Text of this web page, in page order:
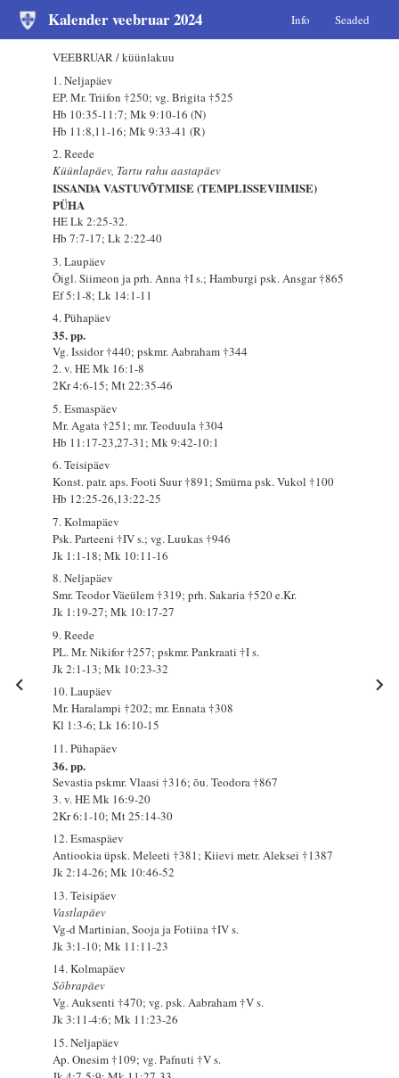
Kalender veebruar 2024 Info Seaded
VEEBRUAR / küünlakuu
1. Neljapäev
EP. Mr. Triifon †250; vg. Brigita †525
Hb 10:35-11:7; Mk 9:10-16 (N)
Hb 11:8,11-16; Mk 9:33-41 (R)
2. Reede
Küünlapäev, Tartu rahu aastapäev
ISSANDA VASTUVÕTMISE (TEMPLISSEVIIMISE)
PÜHA
HE Lk 2:25-32.
Hb 7:7-17; Lk 2:22-40
3. Laupäev
Õigl. Siimeon ja prh. Anna †I s.; Hamburgi psk. Ansgar †865
Ef 5:1-8; Lk 14:1-11
4. Pühapäev
35. pp.
Vg. Issidor †440; pskmr. Aabraham †344
2. v. HE Mk 16:1-8
2Kr 4:6-15; Mt 22:35-46
5. Esmaspäev
Mr. Agata †251; mr. Teoduula †304
Hb 11:17-23,27-31; Mk 9:42-10:1
6. Teisipäev
Konst. patr. aps. Footi Suur †891; Smürna psk. Vukol †100
Hb 12:25-26,13:22-25
7. Kolmapäev
Psk. Parteeni †IV s.; vg. Luukas †946
Jk 1:1-18; Mk 10:11-16
8. Neljapäev
Smr. Teodor Väeülem †319; prh. Sakaria †520 e.Kr.
Jk 1:19-27; Mk 10:17-27
9. Reede
PL. Mr. Nikifor †257; pskmr. Pankraati †I s.
Jk 2:1-13; Mk 10:23-32
10. Laupäev
Mr. Haralampi †202; mr. Ennata †308
Kl 1:3-6; Lk 16:10-15
11. Pühapäev
36. pp.
Sevastia pskmr. Vlaasi †316; õu. Teodora †867
3. v. HE Mk 16:9-20
2Kr 6:1-10; Mt 25:14-30
12. Esmaspäev
Antiookia üpsk. Meleeti †381; Kiievi metr. Aleksei †1387
Jk 2:14-26; Mk 10:46-52
13. Teisipäev
Vastlapäev
Vg-d Martinian, Sooja ja Fotiina †IV s.
Jk 3:1-10; Mk 11:11-23
14. Kolmapäev
Sõbrapäev
Vg. Auksenti †470; vg. psk. Aabraham †V s.
Jk 3:11-4:6; Mk 11:23-26
15. Neljapäev
Ap. Onesim †109; vg. Pafnuti †V s.